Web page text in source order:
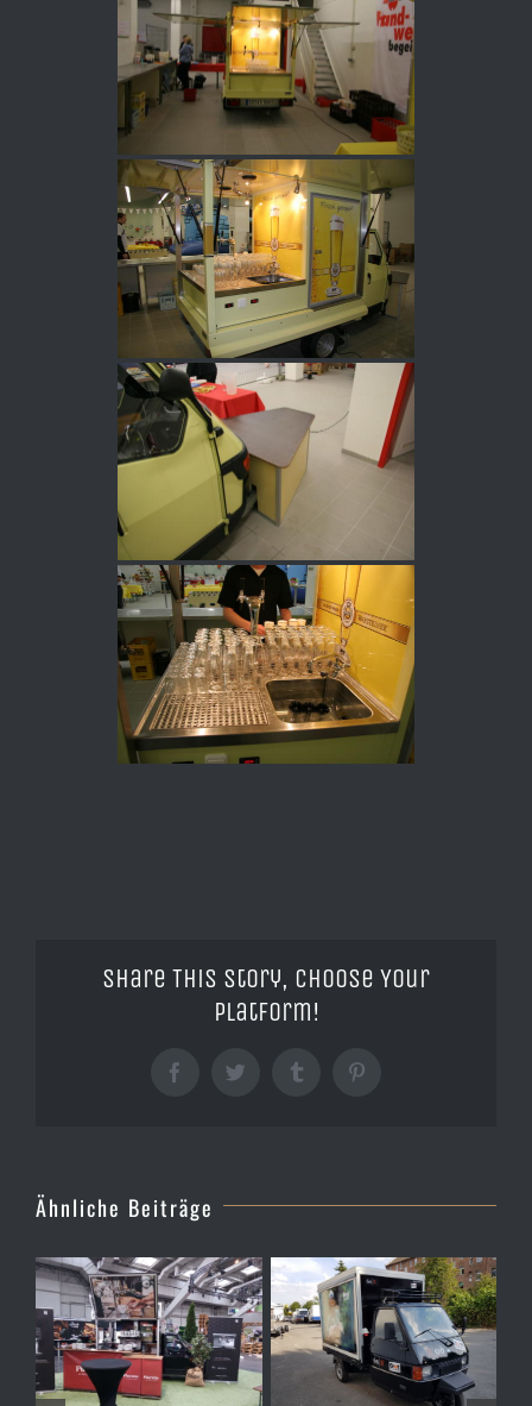
Share This Story, Choose Your
Platform!
FacebookTwitter TumblrPinterest
Ähnliche Beiträge